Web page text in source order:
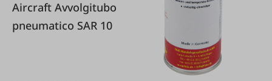
Aircraft Avvolgitubo
pneumatico SAR 10